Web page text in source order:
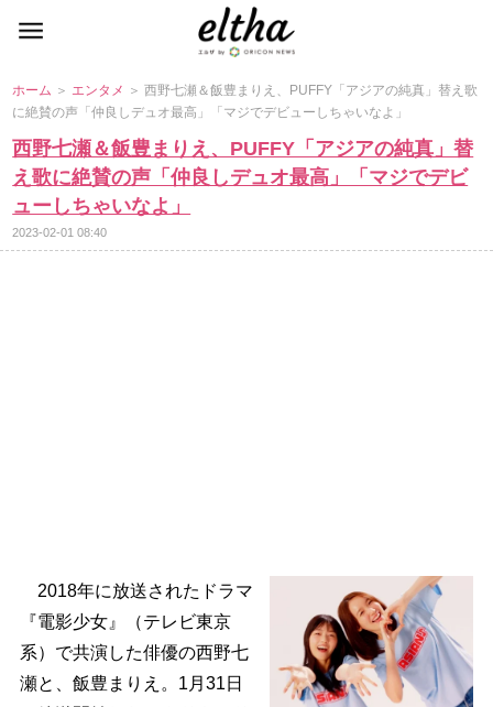
ホーム ＞ エンタメ ＞ 西野七瀬＆飯豊まりえ、PUFFY「アジアの純真」替え歌
に絶賛の声「仲良しデュオ最高」「マジでデビューしちゃいなよ」
西野七瀬＆飯豊まりえ、PUFFY「アジアの純真」替
え歌に絶賛の声「仲良しデュオ最高」「マジでデビ
ューしちゃいなよ」
2023-02-01 08:40
2018年に放送されたドラマ
『電影少女』（テレビ東京
系）で共演した俳優の西野七
瀬と、飯豊まりえ。1月31日